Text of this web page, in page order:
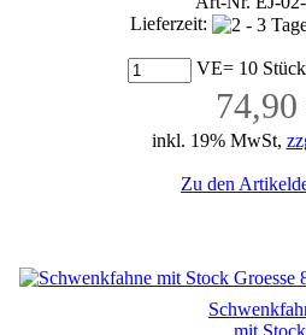
Lieferzeit:
VE= 10 Stück
74,90
inkl. 19% MwSt,
Zu den